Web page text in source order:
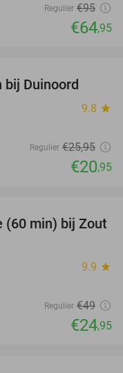
Regulier €95
€64,95
bij Duinoord
9.8 star
Regulier €25,95
€20,95
49%
(60 min) bij Zout
9.9 star
Regulier €49
€24,95